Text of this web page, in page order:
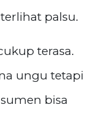
palsu.
terasa.
ungu tetapi
bisa